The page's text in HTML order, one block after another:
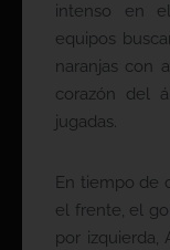
intenso en
equipos
naranjas con
corazón del
jugadas.
En tiempo de
el frente, el
por izquierda,